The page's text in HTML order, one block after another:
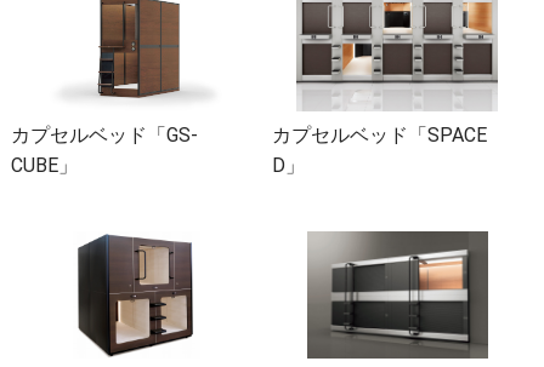
カプセルベッド「GS-
CUBE」
カプセルベッド「SPACE
D」